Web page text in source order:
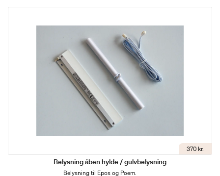
370 kr.
Belysning åben hylde / gulvbelysning
Belysning til Epos og Poem.